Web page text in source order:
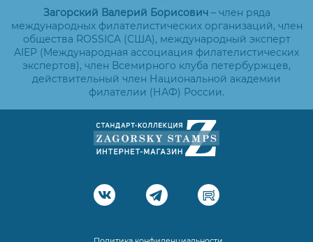
Загорский Валерий Борисович– член ряда
международных филателистических организаций, член
общества ROSSICA (США), международный эксперт
AIEP (Международная ассоциация филателистических
экспертов), член Всемирного клуба петербуржцев,
действительный член Национальной академии
филателии (НАФ) России.